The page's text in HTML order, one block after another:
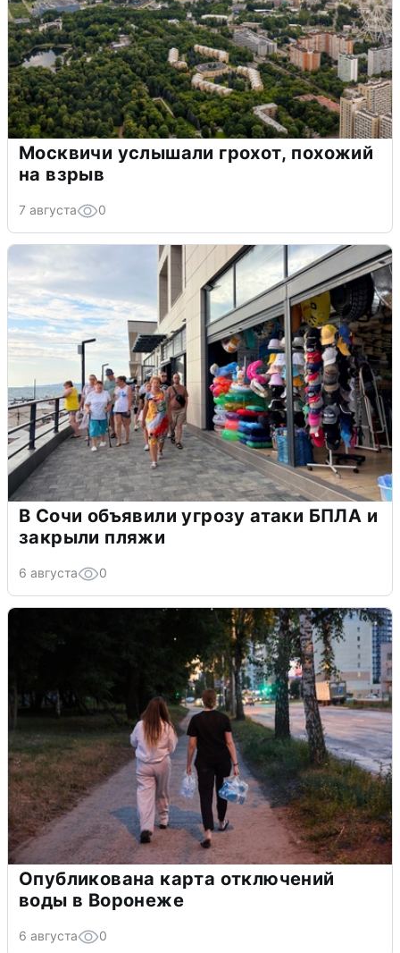
Москвичи услышали грохот, похожий
на взрыв
7 августа 0
В Сочи объявили угрозу атаки БПЛА и
закрыли пляжи
6 августа 0
Опубликована карта отключений
воды в Воронеже
6 августа 0